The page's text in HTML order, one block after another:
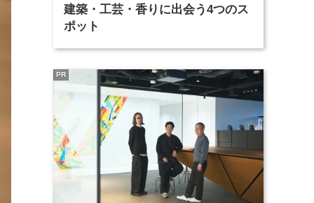
建築・工芸・香りに出会う4つのス
ポット
PR